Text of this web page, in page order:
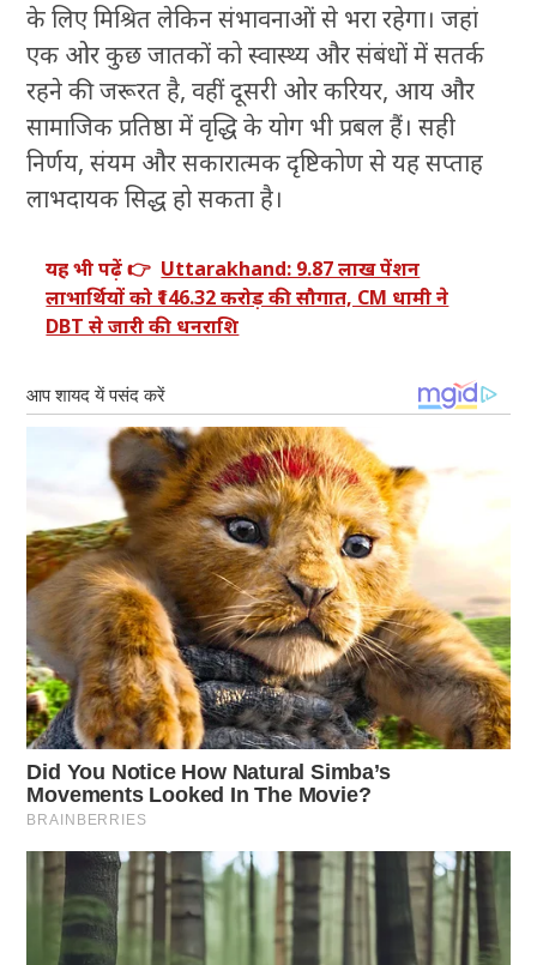
के लिए मिश्रित लेकिन संभावनाओं से भरा रहेगा। जहां
एक ओर कुछ जातकों को स्वास्थ्य और संबंधों में सतर्क
रहने की जरूरत है, वहीं दूसरी ओर करियर, आय और
सामाजिक प्रतिष्ठा में वृद्धि के योग भी प्रबल हैं। सही
निर्णय, संयम और सकारात्मक दृष्टिकोण से यह सप्ताह
लाभदायक सिद्ध हो सकता है।
यह भी पढ़ें 👉 Uttarakhand: 9.87 लाख पेंशन
लाभार्थियों को ₹146.32 करोड़ की सौगात, CM धामी ने
DBT से जारी की धनराशि